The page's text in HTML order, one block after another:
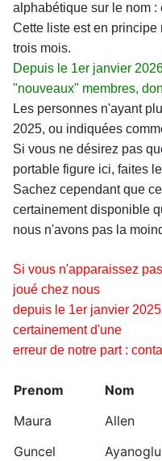
alphabétique sur le nom :
Cette liste est en
trois mois.
Depuis le 1er janvier
"nouveaux" membres,
Les personnes n'ayant
2025, ou indiquées
Si vous ne désirez pas
portable figure ici, faites
Sachez cependant que
certainement disponible
nous n'avons pas la
Si vous n'apparaissez
joué chez nous
depuis le 1er janvier
certainement d'une
erreur de notre part :
Prenom Nom
Maura
Allen
Guncel
Ayanoglu